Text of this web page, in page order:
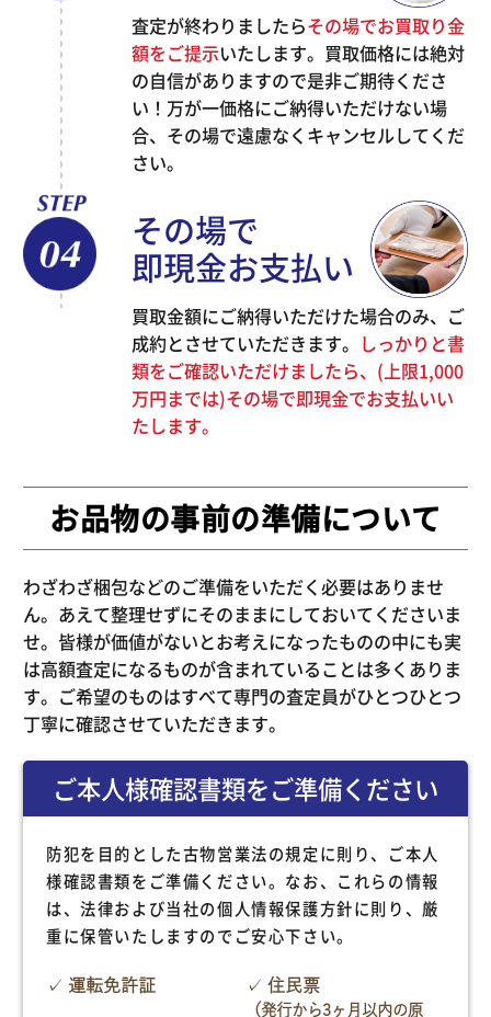
査定が終わりましたらその場でお買取り金
額をご提示いたします。買取価格には絶対
の自信がありますので是非ご期待くださ
い！万が一価格にご納得いただけない場
合、その場で遠慮なくキャンセルしてくだ
さい。
その場で
即現金お支払い
買取金額にご納得いただけた場合のみ、ご
成約とさせていただきます。 しっかりと書
類をご確認いただけましたら、(上限1,000
万円までは)その場で即現金でお支払いい
たします。
お品物の事前の準備について
わざわざ梱包などのご準備をいただく必要はありませ
ん。あえて整理せずにそのままにしておいてくださいま
せ。皆様が価値がないとお考えになったものの中にも実
は高額査定になるものが含まれていることは多くありま
す。ご希望のものはすべて専門の査定員がひとつひとつ
丁寧に確認させていただきます。
ご本人様確認書類をご準備ください
防犯を目的とした古物営業法の規定に則り、ご本人
様確認書類をご準備ください。なお、これらの情報
は、法律および当社の個人情報保護方針に則り、厳
重に保管いたしますのでご安心下さい。
運転免許証 住民票
（発行から3ヶ月以内の原